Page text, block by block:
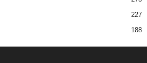
227
188